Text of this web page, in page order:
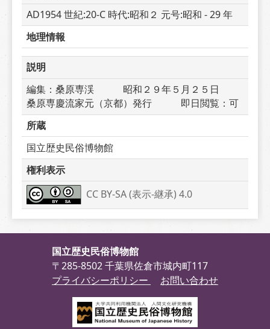
AD1954 世紀:20-C 時代:昭和２ 元号:昭和 - 29 年
地理情報
説明
編集：桑原専渓　　　昭和２９年５月２５日
桑原専慶流家元（京都）発行　　　即日閲覧：可
所蔵
国立歴史民俗博物館
権利表示
CC BY-SA (表示-継承) 4.0
国立歴史民俗博物館
〒285-8502 千葉県佐倉市城内町117
プライバシーポリシー
お問い合わせ